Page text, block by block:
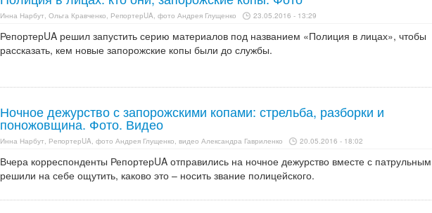
Инна Нарбут, Ольга Кравченко, РепортерUA, фото Андрея Глущенко 23.05.2016 - 13:29
РепортерUA решил запустить серию материалов под названием «Полиция в лицах», чтобы
рассказать, кем новые запорожские копы были до службы.
Ночное дежурство с запорожскими копами: стрельба, разборки и
поножовщина. Фото. Видео
Инна Нарбут, РепортерUA, фото Андрея Глущенко, видео Александра Гавриленко 20.05.2016 - 18:02
Вчера корреспонденты РепортерUA отправились на ночное дежурство вместе с
решили на себе ощутить, каково это – носить звание полицейского.